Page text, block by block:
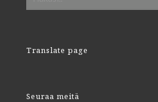
Translate page
Seuraa meitä